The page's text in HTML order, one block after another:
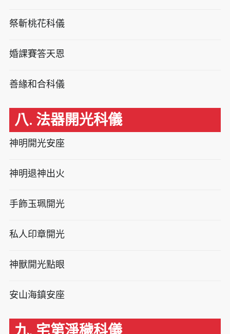
祭斬桃花科儀
婚課賽答天恩
善緣和合科儀
八. 法器開光科儀
神明開光安座
神明退神出火
手飾玉珮開光
私人印章開光
神獸開光點眼
安山海鎮安座